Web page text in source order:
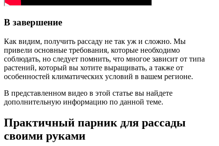
В завершение
Как видим, получить рассаду не так уж и сложно. Мы
привели основные требования, которые необходимо
соблюдать, но следует помнить, что многое зависит от типа
растений, который вы хотите выращивать, а также от
особенностей климатических условий в вашем регионе.
В представленном видео в этой статье вы найдете
дополнительную информацию по данной теме.
Практичный парник для рассады
своими руками